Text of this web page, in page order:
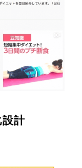
設計